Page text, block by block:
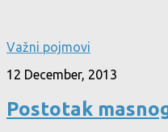
Važni pojmovi
12 December, 2013
Postotak